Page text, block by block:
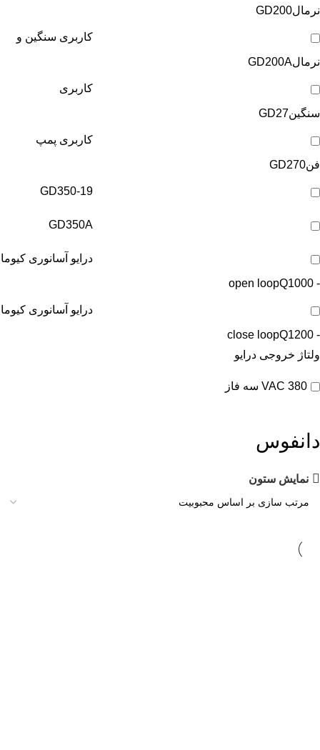
نرمالGD200
کاربری سنگین و
نرمالGD200A
کاربری
سنگینGD27
کاربری پمپ
فنGD270
GD350-19
GD350A
درایو آسانوری کیوما
- open loop
Q1000
درایو آسانوری کیوما
- close loop
Q1200
ولتاژ خروجی درایو
380 VAC سه فاز
دانفوس
نمایش ستون